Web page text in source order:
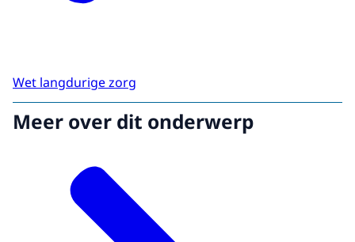
Wet langdurige zorg
Meer over dit onderwerp